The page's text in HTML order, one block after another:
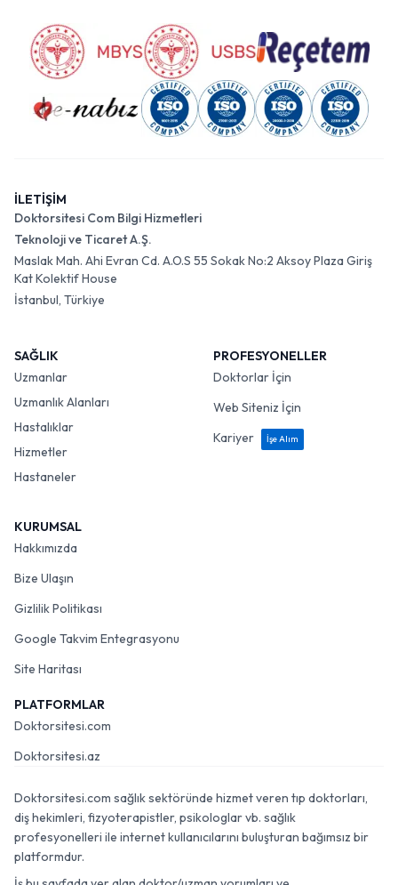
İLETİŞİM
Doktorsitesi Com Bilgi Hizmetleri
Teknoloji ve Ticaret A.Ş.
Maslak Mah. Ahi Evran Cd. A.O.S 55 Sokak No:2 Aksoy Plaza Giriş
Kat Kolektif House
İstanbul, Türkiye
SAĞLIK
Uzmanlar
Uzmanlık Alanları
Hastalıklar
Hizmetler
Hastaneler
PROFESYONELLER
Doktorlar İçin
Web Siteniz İçin
Kariyer
İşe Alım
KURUMSAL
Hakkımızda
Bize Ulaşın
Gizlilik Politikası
Google Takvim Entegrasyonu
Site Haritası
PLATFORMLAR
Doktorsitesi.com
Doktorsitesi.az
Doktorsitesi.com sağlık sektöründe hizmet veren tıp doktorları,
diş hekimleri, fizyoterapistler, psikologlar vb. sağlık
profesyonelleri ile internet kullanıcılarını buluşturan bağımsız bir
platformdur.